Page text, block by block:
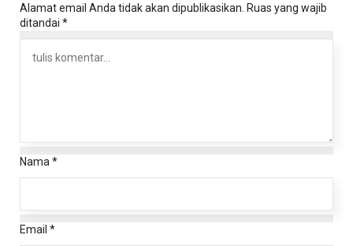
Alamat email Anda tidak akan dipublikasikan. Ruas yang wajib
ditandai *
Nama *
Email *